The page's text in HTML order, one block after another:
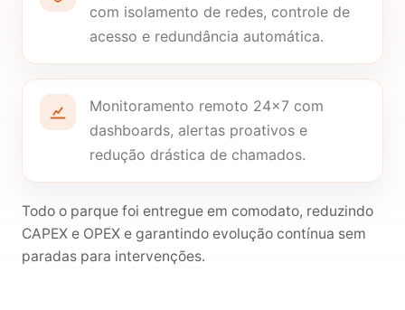
com isolamento de redes, controle de
acesso e redundância automática.
Monitoramento remoto 24×7 com
dashboards, alertas proativos e
redução drástica de chamados.
Todo o parque foi entregue em comodato, reduzindo
CAPEX e OPEX e garantindo evolução contínua sem
paradas para intervenções.